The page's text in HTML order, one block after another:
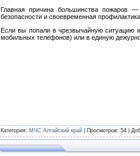
Главная причина большинства пожаров —
безопасности и своевременная
Если вы попали в чрезвычайную ситуацию
мобильных телефонов) или в единую
Категория: МЧС Алтайский край Просмотров: 54 |